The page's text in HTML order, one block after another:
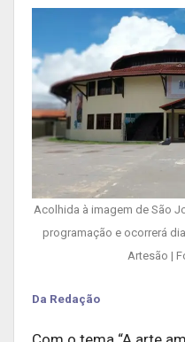
Acolhida à imagem de São
programação e ocorrerá
Artesão |
Da Redação